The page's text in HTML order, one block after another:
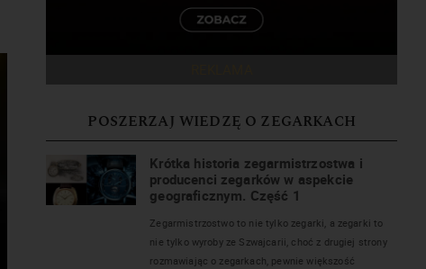
POSZERZAJ WIEDZĘ O ZEGARKACH
Krótka historia zegarmistrzostwa i
producenci zegarków w aspekcie
geograficznym. Część 1
Zegarmistrzostwo to nie tylko zegarki, a zegarki to
nie tylko wyroby ze Szwajcarii, choć z drugiej strony
rozmawiając o zegarkach, pewnie większość